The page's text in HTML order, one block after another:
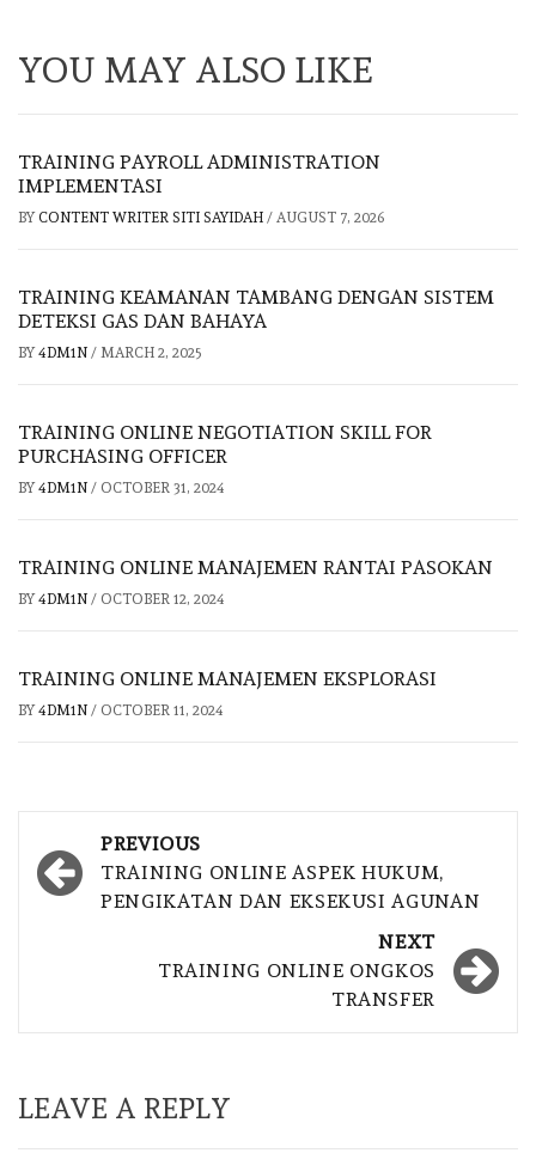
YOU MAY ALSO LIKE
TRAINING PAYROLL ADMINISTRATION
IMPLEMENTASI
BY CONTENT WRITER SITI SAYIDAH / AUGUST 7, 2026
TRAINING KEAMANAN TAMBANG DENGAN SISTEM
DETEKSI GAS DAN BAHAYA
BY 4DM1N / MARCH 2, 2025
TRAINING ONLINE NEGOTIATION SKILL FOR
PURCHASING OFFICER
BY 4DM1N / OCTOBER 31, 2024
TRAINING ONLINE MANAJEMEN RANTAI PASOKAN
BY 4DM1N / OCTOBER 12, 2024
TRAINING ONLINE MANAJEMEN EKSPLORASI
BY 4DM1N / OCTOBER 11, 2024
Post
navigation
PREVIOUS
TRAINING ONLINE ASPEK HUKUM,
PENGIKATAN DAN EKSEKUSI AGUNAN
NEXT
TRAINING ONLINE ONGKOS
TRANSFER
LEAVE A REPLY